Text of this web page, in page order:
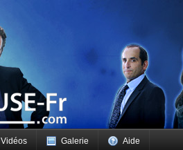
Vidéos Galerie Aide